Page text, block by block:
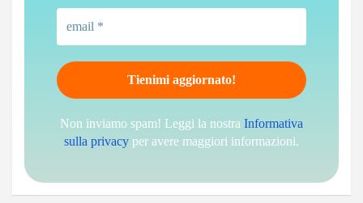
Non inviamo spam! Leggi la nostra Informativa
sulla privacy per avere maggiori informazioni.